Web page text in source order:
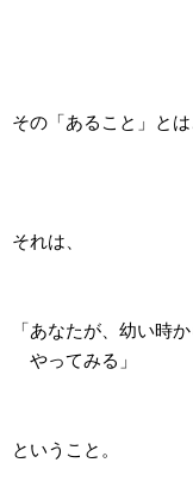
その「あること」とは
それは、
「あなたが、幼い時
やってみる」
ということ。